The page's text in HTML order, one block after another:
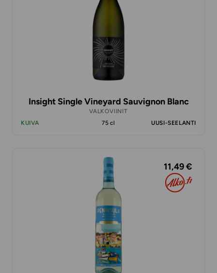
Insight Single Vineyard Sauvignon Blanc
VALKOVIINIT
KUIVA
75 cl UUSI-SEELANTI
11,49 €